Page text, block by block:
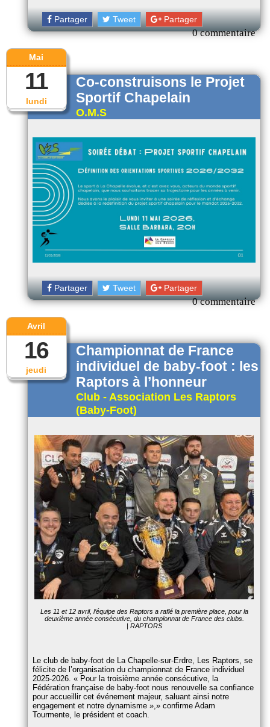
Partager Tweet Partager
0 commentaire
lundi
Mai
11
Co-construisons le Projet
Sportif Chapelain
O.M.S
Partager Tweet Partager
0 commentaire
jeudi
Avril
16
Championnat de France
individuel de baby-foot : les
Raptors à l’honneur
Club - Association Les Raptors
(Baby-Foot)
Les 11 et 12 avril, l’équipe des Raptors a raflé la première place, pour la
deuxième année consécutive, du championnat de France des clubs.
| RAPTORS
Le club de baby-foot de La Chapelle-sur-Erdre, Les Raptors, se
félicite de l’organisation du championnat de France individuel
2025-2026.
Pour la troisième année consécutive, la
Fédération française de baby-foot nous renouvelle sa confiance
pour accueillir cet événement majeur, saluant ainsi notre
engagement et notre dynamisme »,
confirme Adam
Tourmente, le président et coach.